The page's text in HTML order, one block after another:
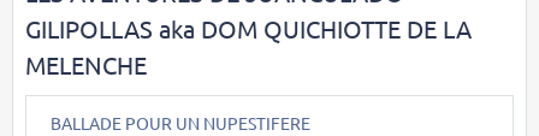
GILIPOLLAS aka DOM QUICHIOTTE DE LA
MELENCHE
BALLADE POUR UN NUPESTIFERE